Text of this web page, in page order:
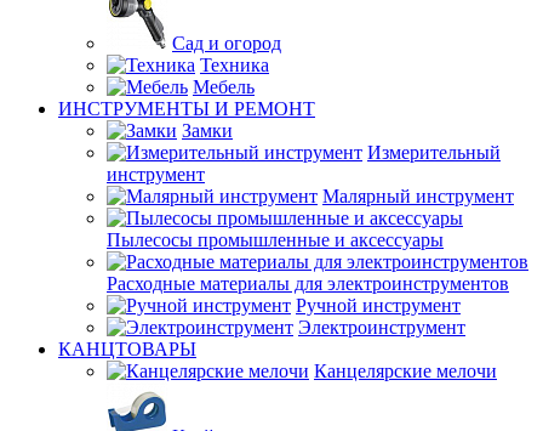
Сад и огород
Техника
Мебель
ИНСТРУМЕНТЫ И РЕМОНТ
Замки
Измерительный
инструмент
Малярный инструмент
Пылесосы промышленные и аксессуары
Расходные материалы для электроинструментов
Ручной инструмент
Электроинструмент
КАНЦТОВАРЫ
Канцелярские мелочи